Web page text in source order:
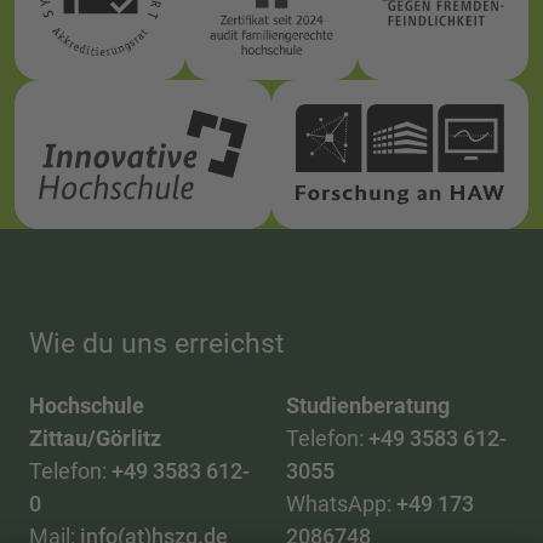
Haus Z II / Raum K 21
HS-
Sprachen-
zentrum
Haus Z VII / Raum 315
Wie du uns erreichst
Hochschule
Zittau/Görlitz
Telefon: +49 3583 612-
0
Mail: info(at)hszg.de
Studienberatung
Telefon: +49 3583 612-
3055
WhatsApp: +49 173
2086748